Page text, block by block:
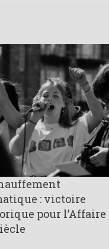
: victoire
pour l’Affaire